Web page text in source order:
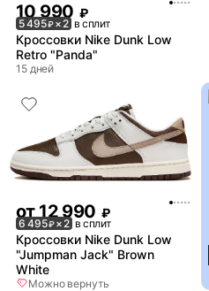
10 990 ₽
5 495₽× 2 в сплит
Кроссовки Nike Dunk Low
Retro "Panda"
15 дней
от 12 990 ₽
6 495₽× 2 в сплит
Кроссовки Nike Dunk Low
"Jumpman Jack" Brown
White
Можно вернуть